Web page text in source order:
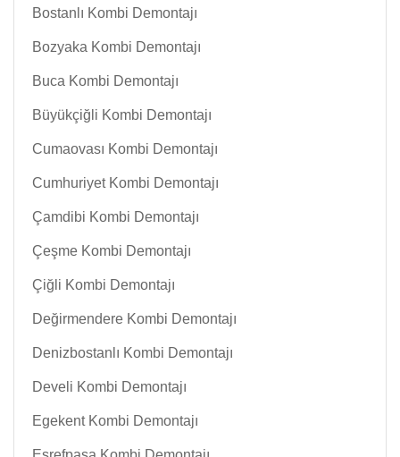
Bostanlı Kombi Demontajı
Bozyaka Kombi Demontajı
Buca Kombi Demontajı
Büyükçiğli Kombi Demontajı
Cumaovası Kombi Demontajı
Cumhuriyet Kombi Demontajı
Çamdibi Kombi Demontajı
Çeşme Kombi Demontajı
Çiğli Kombi Demontajı
Değirmendere Kombi Demontajı
Denizbostanlı Kombi Demontajı
Develi Kombi Demontajı
Egekent Kombi Demontajı